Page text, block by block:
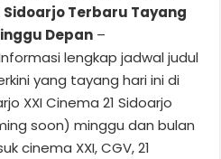
Sidoarjo Terbaru Tayang
Depan –
lengkap jadwal judul
yang tayang hari ini di
XXI Cinema 21 Sidoarjo
soon) minggu dan bulan
cinema XXI, CGV, 21